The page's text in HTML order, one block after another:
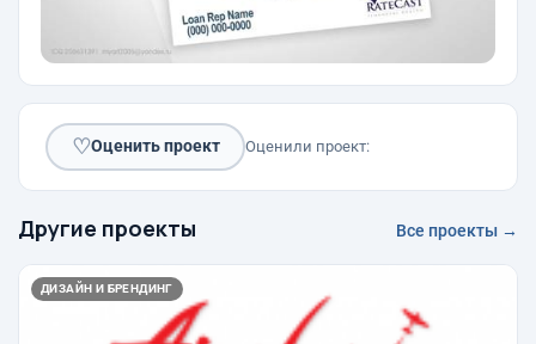
♡Оценить проект Оценили проект:
Другие проекты Все проекты →
ДИЗАЙН И БРЕНДИНГ